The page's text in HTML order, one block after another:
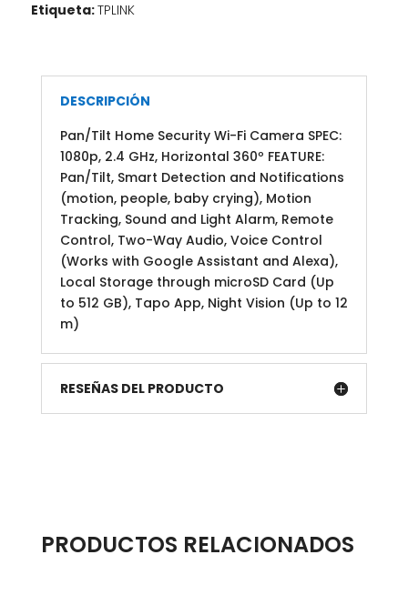
Etiqueta:TPLINK
DESCRIPCIÓN
Pan/Tilt Home Security Wi-Fi Camera SPEC:
1080p, 2.4 GHz, Horizontal 360º FEATURE:
Pan/Tilt, Smart Detection and Notifications
(motion, people, baby crying), Motion
Tracking, Sound and Light Alarm, Remote
Control, Two-Way Audio, Voice Control
(Works with Google Assistant and Alexa),
Local Storage through microSD Card (Up
to 512 GB), Tapo App, Night Vision (Up to 12
m)
RESEÑAS DEL PRODUCTO
PRODUCTOS RELACIONADOS